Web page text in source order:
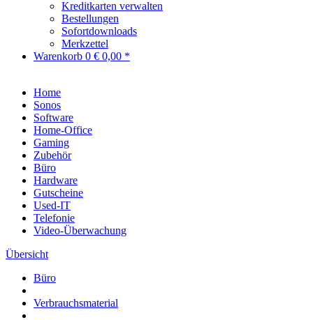
Kreditkarten verwalten
Bestellungen
Sofortdownloads
Merkzettel
Warenkorb 0 € 0,00 *
Home
Sonos
Software
Home-Office
Gaming
Zubehör
Büro
Hardware
Gutscheine
Used-IT
Telefonie
Video-Überwachung
Übersicht
Büro
Verbrauchsmaterial